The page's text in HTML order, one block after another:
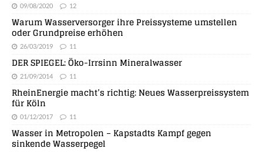
09/08/2020 12
Warum Wasserversorger ihre Preissysteme umstellen
oder Grundpreise erhöhen
26/03/2019 11
DER SPIEGEL: Öko-Irrsinn Mineralwasser
21/09/2014 11
RheinEnergie macht’s richtig: Neues Wasserpreissystem
für Köln
01/12/2017 11
Wasser in Metropolen – Kapstadts Kampf gegen
sinkende Wasserpegel